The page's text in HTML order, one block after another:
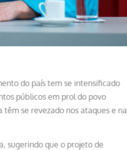
do país tem se intensificado
públicos em prol do povo
se revezado nos ataques e na
sugerindo que o projeto de